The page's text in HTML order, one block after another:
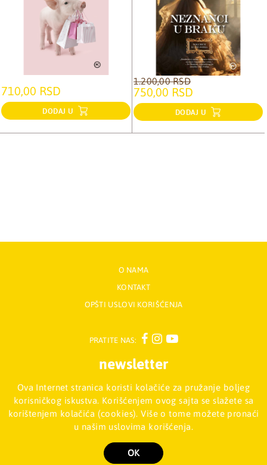
Ova Internet stranica koristi kolačiće za pružanje boljeg
korisničkog iskustva. Korišćenjem ovog sajta se slažete sa
korištenjem kolačića (cookies). Više o tome možete pronaći
u našim uslovima korišćenja.
OK
710,00 RSD
DODAJ U
1.200,00 RSD
750,00 RSD
DODAJ U
O NAMA
KONTAKT
OPŠTI USLOVI KORIŠĆENJA
PRATITE NAS:
newsletter
Prijavite se na naš Newsletter
Mladinska knjiga d.o.o., Palmira Toljatija 5 - Stari Merkator, 11070
NOVI BEOGRAD, Srbija011/2257-008